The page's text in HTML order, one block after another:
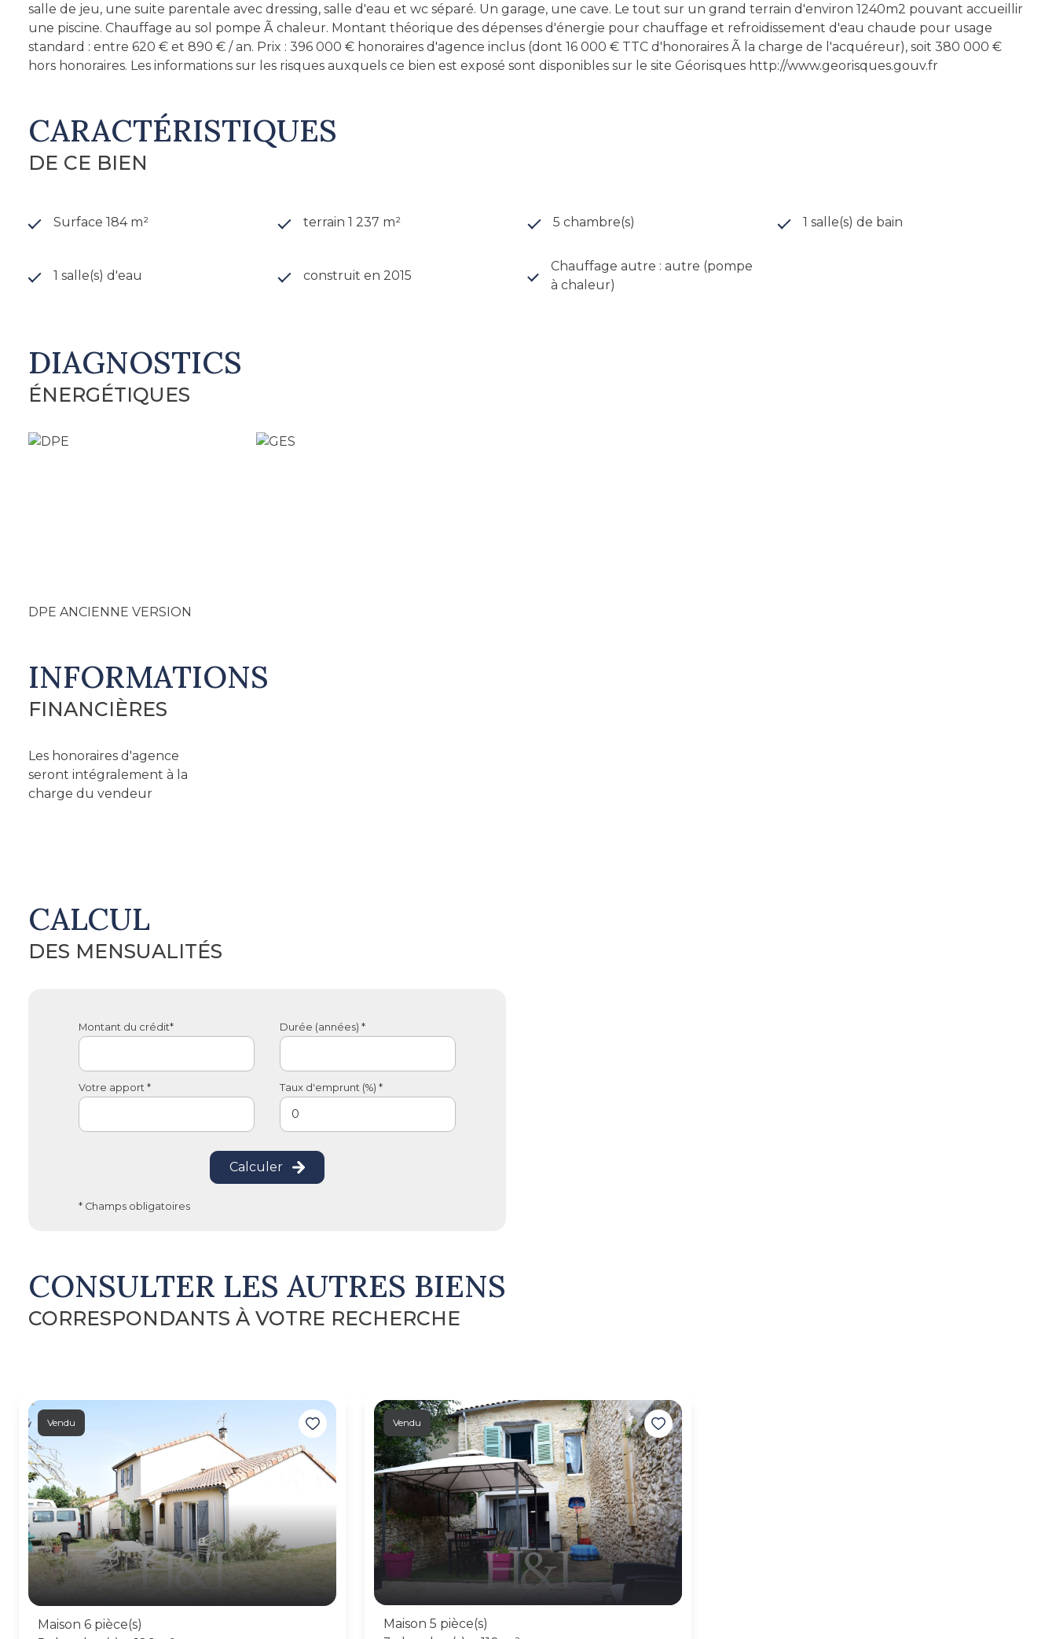
salle de jeu, une suite parentale avec dressing, salle d'eau et wc séparé. Un garage, une cave. Le tout sur un grand terrain d'environ 1240m2 pouvant accueillir
une piscine. Chauffage au sol pompe Ã chaleur. Montant théorique des dépenses d'énergie pour chauffage et refroidissement d'eau chaude pour usage
standard : entre 620 € et 890 € / an. Prix : 396 000 € honoraires d'agence inclus (dont 16 000 € TTC d'honoraires Ã la charge de l'acquéreur), soit 380 000 €
hors honoraires. Les informations sur les risques auxquels ce bien est exposé sont disponibles sur le site Géorisques http://www.georisques.gouv.fr
CARACTÉRISTIQUES
DE CE BIEN
Surface 184 m² terrain 1 237 m² 5 chambre(s) 1 salle(s) de bain
1 salle(s) d'eau construit en 2015
Chauffage autre : autre (pompe
à chaleur)
DIAGNOSTICS
ÉNERGÉTIQUES
DPE ANCIENNE VERSION
INFORMATIONS
FINANCIÈRES
Les honoraires d'agence
seront intégralement à la
charge du vendeur
CALCUL
DES MENSUALITÉS
Montant du crédit* Durée (années) *
Votre apport * Taux d'emprunt (%) *
Calculer
* Champs obligatoires
CONSULTER LES AUTRES BIENS
CORRESPONDANTS À VOTRE RECHERCHE
Vendu
Maison 6 pièce(s)
Vendu
Maison 5 pièce(s)